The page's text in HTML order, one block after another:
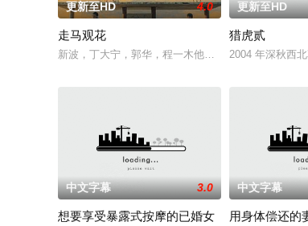
更新至HD 4.0
走马观花
新波，丁大宁，郭华，程一木他们毕业于同一所大学
更新至HD
猎虎贰
2004 年深秋西
中文字幕 3.0
想要享受暴露式按摩的已婚女
中文字幕
用身体偿还的